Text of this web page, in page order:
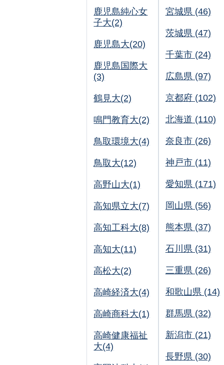
鹿児島純心女
子大(2)
鹿児島大(20)
鹿児島国際大
(3)
鶴見大(2)
鳴門教育大(2)
鳥取環境大(4)
鳥取大(12)
高野山大(1)
高知県立大(7)
高知工科大(8)
高知大(11)
高松大(2)
高崎経済大(4)
高崎商科大(1)
高崎健康福祉
大(4)
宮城県 (46)
茨城県 (47)
千葉市 (24)
広島県 (97)
京都府 (102)
北海道 (110)
奈良市 (26)
神戸市 (11)
愛知県 (171)
岡山県 (56)
熊本県 (37)
石川県 (31)
三重県 (26)
和歌山県 (14)
群馬県 (32)
新潟市 (21)
長野県 (30)